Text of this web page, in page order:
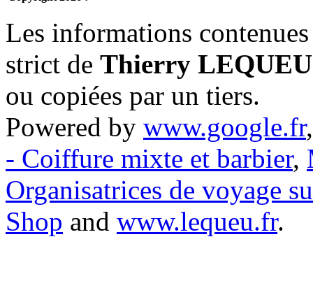
Les informations
strict de Thierry LEQUEU
ou copiées par un tiers.
Powered by www.google.fr
- Coiffure mixte et barbier,
Organisatrices de voyage
Shop and www.lequeu.fr.